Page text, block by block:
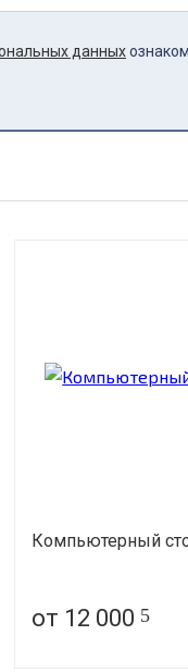
данных
Компьютерный
от 12 000 5